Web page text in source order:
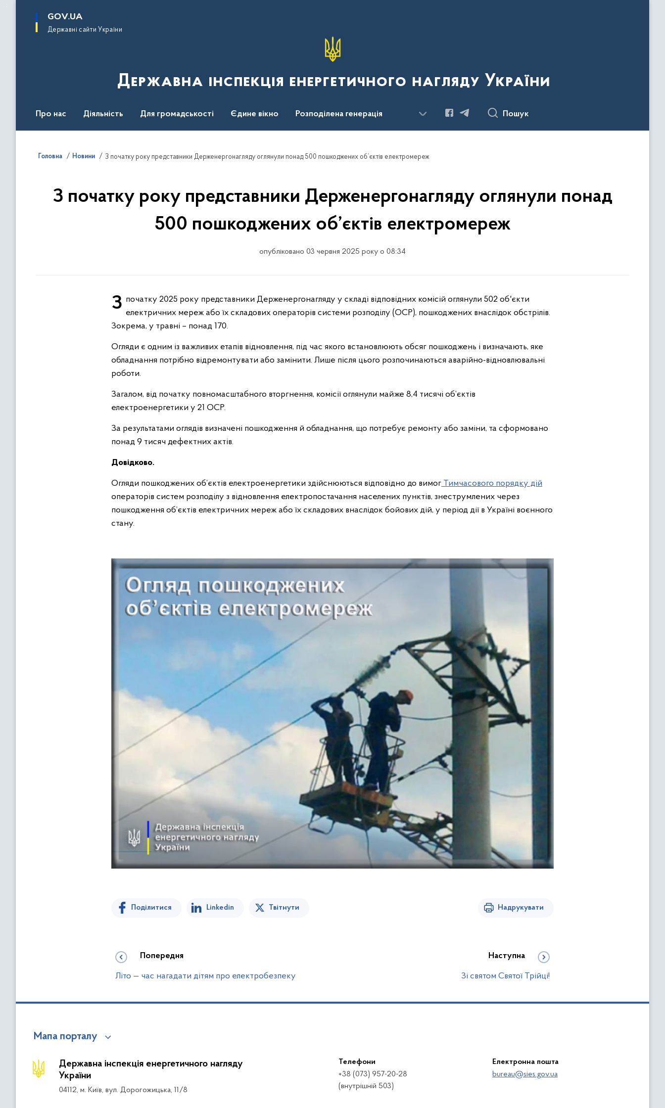
основного
GOV.UA
Державні сайти України
Державна інспекція енергетичного нагляду України
Про нас Діяльність Для громадськості Єдине вікно Розподілена генерація Пошук
Головна Новини З початку року представники Держенергонагляду оглянули понад 500 пошкоджених об’єктів електромереж
З початку року представники Держенергонагляду оглянули понад
500 пошкоджених об’єктів електромереж
опубліковано 03 червня 2025 року о 08:34
З початку 2025 року представники Держенергонагляду у складі відповідних комісій оглянули 502 об'єкти електричних мереж або їх складових операторів системи розподілу (ОСР), пошкоджених внаслідок обстрілів.
Зокрема, у травні – понад 170.
Огляди є одним із важливих етапів відновлення, під час якого встановлюють обсяг пошкоджень і визначають, яке
обладнання потрібно відремонтувати або замінити. Лише після цього розпочинаються аварійно-відновлювальні
роботи.
Загалом, від початку повномасштабного вторгнення, комісії оглянули майже 8,4 тисячі об’єктів
електроенергетики у 21 ОСР.
За результатами оглядів визначені пошкодження й обладнання, що потребує ремонту або заміни, та сформовано
понад 9 тисяч дефектних актів.
Довідково.
Огляди пошкоджених об’єктів електроенергетики здійснюються відповідно до вимог Тимчасового порядку дій
операторів систем розподілу з відновлення електропостачання населених пунктів, знеструмлених через
пошкодження об’єктів електричних мереж або їх складових внаслідок бойових дій, у період дії в Україні воєнного
стану.
Поділитися Linkedin Твітнути Надрукувати
Попередня
Літо — час нагадати дітям про електробезпеку
Наступна
Зі святом Святої Трійці!
Мапа порталу
Державна інспекція енергетичного нагляду
України
04112, м. Київ, вул. Дорогожицька, 11/8
Телефони
+38 (073) 957-20-28
(внутрішній 503)
Електронна пошта
bureau@sies.gov.ua